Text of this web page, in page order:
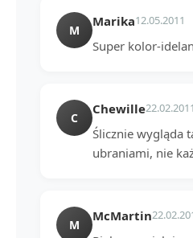
M
Marika12.05.2011
Super kolor-
C
Chewille22.02.2011
Ślicznie wygląda
ubraniami, nie
M
McMartin